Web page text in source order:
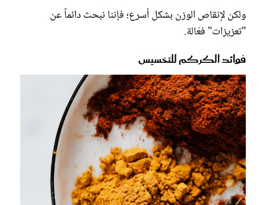
ولكن لإنقاص الوزن بشكل أسرع؛ فإننا نبحث دائماً عن
"تعزيزات" فعّالة.
فوائد الكركم للتخسيس